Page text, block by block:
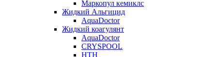
Маркопул кемиклс
Жидкий Альгицид
AquaDoctor
Жидкий коагулянт
AquaDoctor
CRYSPOOL
HTH